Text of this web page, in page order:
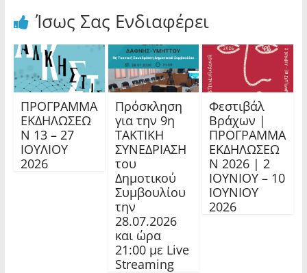
Ίσως Σας Ενδιαφέρει
ΠΡΟΓΡΑΜΜΑ
ΕΚΔΗΛΩΣΕΩ
Ν 13 – 27
ΙΟΥΛΙΟΥ
2026
Πρόσκληση
για την 9η
ΤΑΚΤΙΚΗ
ΣΥΝΕΔΡΙΑΣΗ
του
Δημοτικού
Συμβουλίου
την
28.07.2026
και ώρα
21:00 με Live
Streaming
Φεστιβάλ
Βράχων |
ΠΡΟΓΡΑΜΜΑ
ΕΚΔΗΛΩΣΕΩ
Ν 2026 | 2
ΙΟΥΝΙΟΥ – 10
ΙΟΥΝΙΟΥ
2026